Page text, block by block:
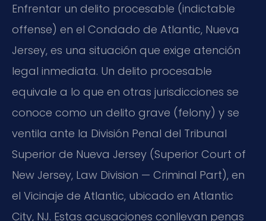
Enfrentar un delito procesable (indictable
offense) en el Condado de Atlantic, Nueva
Jersey, es una situación que exige atención
legal inmediata. Un delito procesable
equivale a lo que en otras jurisdicciones se
conoce como un delito grave (felony) y se
ventila ante la División Penal del Tribunal
Superior de Nueva Jersey (Superior Court of
New Jersey, Law Division — Criminal Part), en
el Vicinaje de Atlantic, ubicado en Atlantic
City, NJ. Estas acusaciones conllevan penas